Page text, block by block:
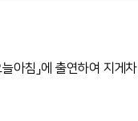
아침」에 출연하여 지